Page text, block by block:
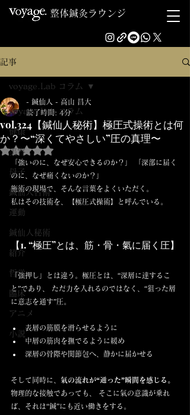
整体鍼灸ラウンジ
記事
voyage.Lab コラム
健康
美容
母子
鍼仙人古術
運動
鍼仙人秘術
紹介
哲学
臨床
アニメ
小説
voyage.Lab コラム
vol.324【鍼仙人秘術】極圧式操術とは何
か？〜“深くてやさしい”圧の真理〜
- 鍼仙人 - 高山 昌大
読了時間: 4分
5つ星のうちNaNと評価されています。
「強いのに、なぜ安心できるのか？」 「深部に届く
のに、なぜ痛くないのか？」
施術の現場で、そんな言葉をよくいただく。
私はその技術を、【極圧式操術】と呼んでいる。
【1. “極圧”とは、筋・骨・氣に届く圧】
「強押し」とは違う。極圧とは、“深層に達するこ
と”であり、 ただ力を入れるのではなく、“狙った層
に意志を通す”圧。
表層の筋膜を滑らせるように
中層の筋肉を撫でるように緩め
深層の骨際や関節包へ、静かに届かせる
そして同時に、 氣の流れが“通った”瞬間を感じる。
物理的な接触であっても、 そこに氣の意識が乗れ
ば、それは“鍼”にも近い働きをする。